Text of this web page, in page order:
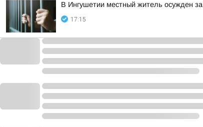
В Ингушетии местный житель осужден
17:15